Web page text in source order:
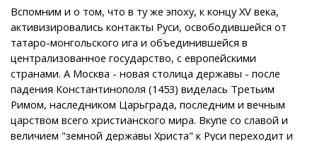
Вспомним и о том, что в ту же эпоху, к концу XV века,
активизировались контакты Руси, освободившейся от
татаро-монгольского ига и объединившейся в
централизованное государство, с европейскими
странами. А Москва - новая столица державы - после
падения Константинополя (1453) виделась Третьим
Римом, наследником Царьграда, последним и вечным
царством всего христианского мира. Вкупе со славой и
величием "земной державы Христа" к Руси переходит и